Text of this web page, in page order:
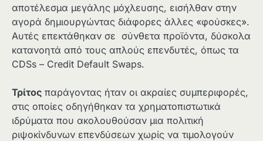
αποτέλεσμα μεγάλης μόχλευσης, εισήλθαν στην
αγορά δημιουργώντας διάφορες άλλες «φούσκες».
Αυτές επεκτάθηκαν σε σύνθετα προϊόντα, δύσκολα
κατανοητά από τους απλούς επενδυτές, όπως τα
CDSs – Credit Default Swaps.
Τρίτος παράγοντας ήταν οι ακραίες συμπεριφορές,
στις οποίες οδηγήθηκαν τα χρηματοπιστωτικά
ιδρύματα που ακολουθούσαν μια πολιτική
ριψοκίνδυνων επενδύσεων χωρίς να τιμολογούν